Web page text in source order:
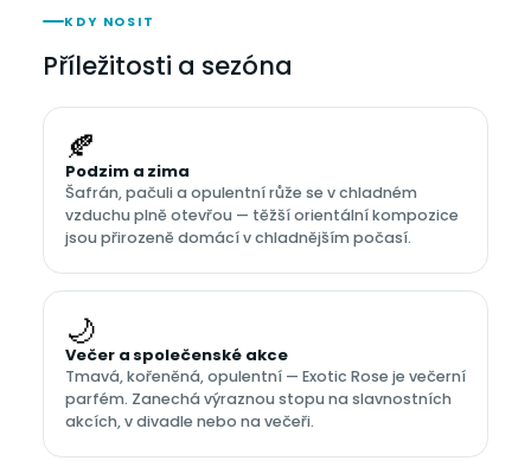
KDY NOSIT
Příležitosti a sezóna
🍂
Podzim a zima
Šafrán, pačuli a opulentní růže se v chladném
vzduchu plně otevřou — těžší orientální kompozice
jsou přirozeně domácí v chladnějším počasí.
🌙
Večer a společenské akce
Tmavá, kořeněná, opulentní — Exotic Rose je večerní
parfém. Zanechá výraznou stopu na slavnostních
akcích, v divadle nebo na večeři.